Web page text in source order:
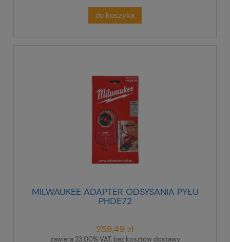
do koszyka
MILWAUKEE ADAPTER ODSYSANIA PYŁU
PHDE72
259,49 zł
zawiera 23,00% VAT, bez kosztów dostawy